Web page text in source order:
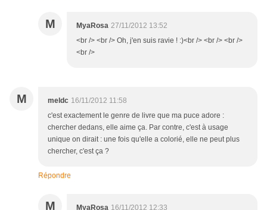
M MyaRosa 27/11/2012 13:52
<br /> <br /> Oh, j'en suis ravie ! :)<br /> <br /> <br />
<br />
M meldc 16/11/2012 11:58
c'est exactement le genre de livre que ma puce adore :
chercher dedans, elle aime ça. Par contre, c'est à usage
unique on dirait : une fois qu'elle a colorié, elle ne peut plus
chercher, c'est ça ?
Répondre
M MyaRosa 16/11/2012 12:33